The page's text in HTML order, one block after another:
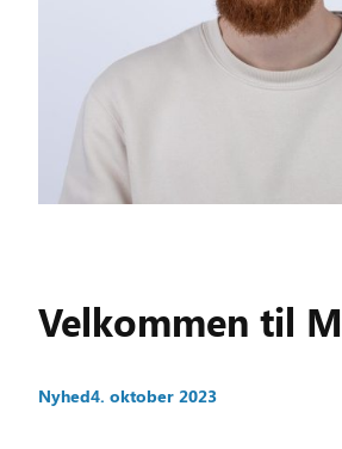
Velkommen til
Nyhed4. oktober 2023